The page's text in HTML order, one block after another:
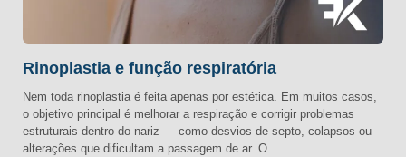
Rinoplastia e função respiratória
Nem toda rinoplastia é feita apenas por estética. Em muitos casos,
o objetivo principal é melhorar a respiração e corrigir problemas
estruturais dentro do nariz — como desvios de septo, colapsos ou
alterações que dificultam a passagem de ar. O...